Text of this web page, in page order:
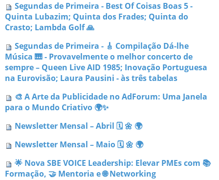
Segundas de Primeira - Best Of Coisas Boas 5 -
Quinta Lubazim; Quinta dos Frades; Quinta do
Crasto; Lambda Golf 🙏
Segundas de Primeira - 🎸 Compilação Dá-lhe
Música 🎹 - Provavelmente o melhor concerto de
sempre – Queen Live AID 1985; Inovação Portuguesa
na Eurovisão; Laura Pausini - às três tabelas
🎨 A Arte da Publicidade no AdForum: Uma Janela
para o Mundo Criativo 🌍✨
Newsletter Mensal – Abril 🗓 🌼 🌍
Newsletter Mensal – Maio 🗓 🌼 🌍
🌟 Nova SBE VOICE Leadership: Elevar PMEs com 📚
Formação, 🤝 Mentoria e 🌐 Networking